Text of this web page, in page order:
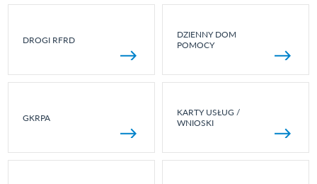
DROGI RFRD
DZIENNY DOM
POMOCY
GKRPA
KARTY USŁUG /
WNIOSKI